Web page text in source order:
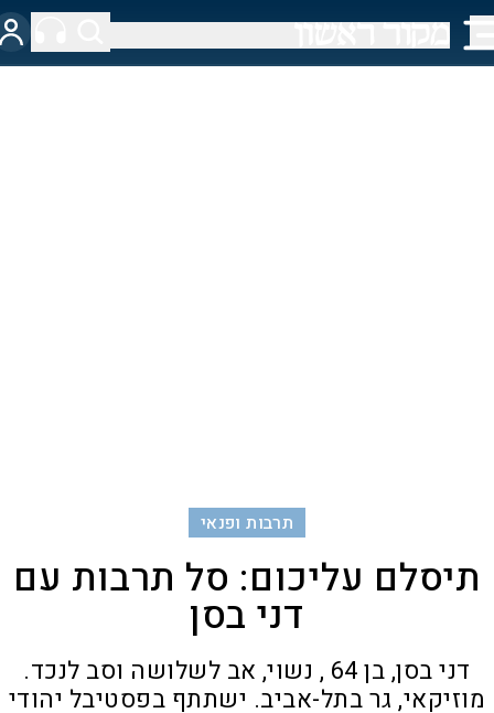
תרבות ופנאי
תיסלם עליכום: סל תרבות עם
דני בסן
דני בסן, בן 64 , נשוי, אב לשלושה וסב לנכד.
מוזיקאי, גר בתל-אביב. ישתתף בפסטיבל יהודי